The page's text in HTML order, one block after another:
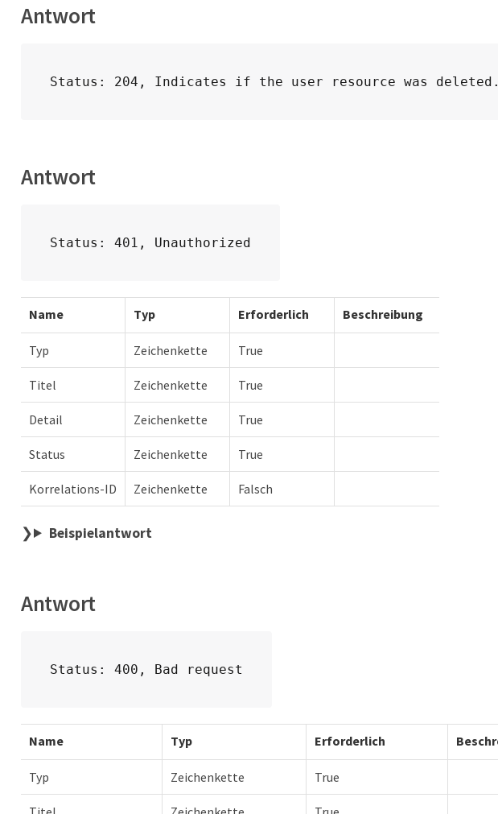
Antwort
Status: 204, Indicates if the user resource was deleted.
Antwort
Status: 401, Unauthorized
Name Typ Erforderlich Beschreibung
Typ Zeichenkette True
Titel Zeichenkette True
Detail Zeichenkette True
Status Zeichenkette True
Korrelations-ID Zeichenkette Falsch
Beispielantwort
Antwort
Status: 400, Bad request
Name Typ Erforderlich
Typ Zeichenkette True